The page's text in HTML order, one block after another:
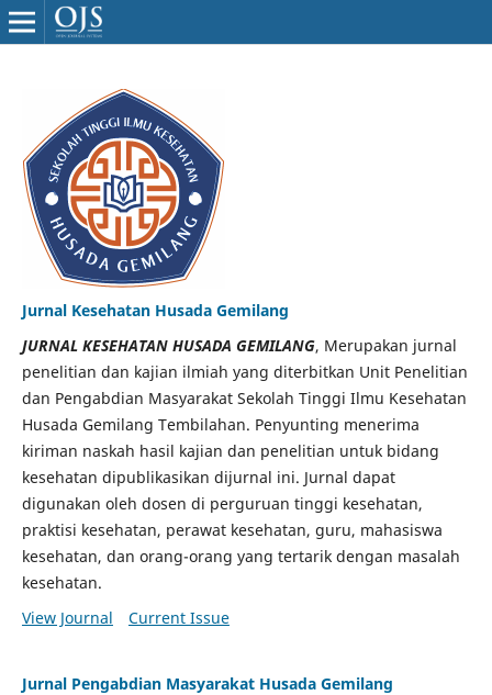
Jurnal Kesehatan Husada Gemilang
JURNAL KESEHATAN HUSADA GEMILANG, Merupakan jurnal
penelitian dan kajian ilmiah yang diterbitkan Unit Penelitian
dan Pengabdian Masyarakat Sekolah Tinggi Ilmu Kesehatan
Husada Gemilang Tembilahan. Penyunting menerima
kiriman naskah hasil kajian dan penelitian untuk bidang
kesehatan dipublikasikan dijurnal ini. Jurnal dapat
digunakan oleh dosen di perguruan tinggi kesehatan,
praktisi kesehatan, perawat kesehatan, guru, mahasiswa
kesehatan, dan orang-orang yang tertarik dengan masalah
kesehatan.
View Journal
Current Issue
Jurnal Pengabdian Masyarakat Husada Gemilang